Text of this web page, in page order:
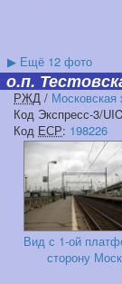
▶ Ещё 12 фото
о.п.
РЖД / Московская
Код Экспресс-3/
Код ЕСР: 198226
Вид с 1-ой
сторону